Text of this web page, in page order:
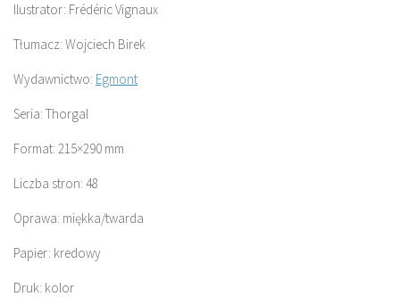
Ilustrator: Frédéric Vignaux
Tłumacz: Wojciech Birek
Wydawnictwo: Egmont
Seria: Thorgal
Format: 215×290 mm
Liczba stron: 48
Oprawa: miękka/twarda
Papier: kredowy
Druk: kolor